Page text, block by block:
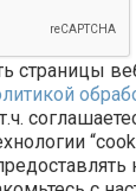
страницы